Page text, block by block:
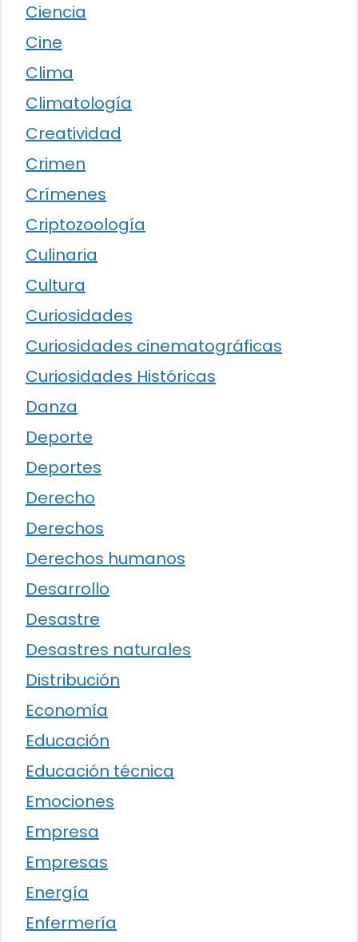
Ciencia
Cine
Clima
Climatología
Creatividad
Crimen
Crímenes
Criptozoología
Culinaria
Cultura
Curiosidades
Curiosidades cinematográficas
Curiosidades Históricas
Danza
Deporte
Deportes
Derecho
Derechos
Derechos humanos
Desarrollo
Desastre
Desastres naturales
Distribución
Economía
Educación
Educación técnica
Emociones
Empresa
Empresas
Energía
Enfermería